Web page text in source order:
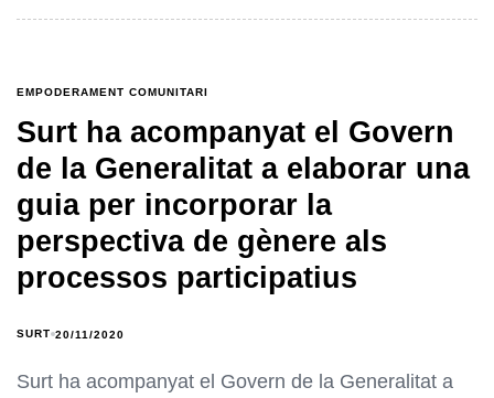
EMPODERAMENT COMUNITARI
Surt ha acompanyat el Govern
de la Generalitat a elaborar una
guia per incorporar la
perspectiva de gènere als
processos participatius
SURT 20/11/2020
Surt ha acompanyat el Govern de la Generalitat a